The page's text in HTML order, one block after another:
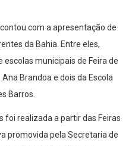
com a apresentação de
da Bahia. Entre eles,
municipais de Feira de
Brandoa e dois da Escola
Barros.
foi realizada a partir das Feiras
promovida pela Secretaria de